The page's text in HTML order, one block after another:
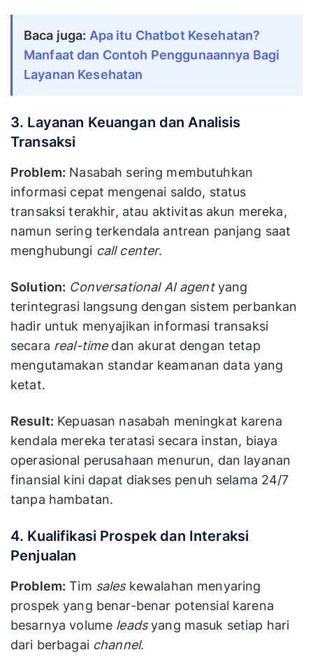
Baca juga: Apa itu Chatbot Kesehatan?
Manfaat dan Contoh Penggunaannya Bagi
Layanan Kesehatan
3. Layanan Keuangan dan Analisis
Transaksi
Problem: Nasabah sering membutuhkan
informasi cepat mengenai saldo, status
transaksi terakhir, atau aktivitas akun mereka,
namun sering terkendala antrean panjang saat
menghubungi call center.
Solution: Conversational AI agentyang
terintegrasi langsung dengan sistem perbankan
hadir untuk menyajikan informasi transaksi
secara real-timedan akurat dengan tetap
mengutamakan standar keamanan data yang
ketat.
Result: Kepuasan nasabah meningkat karena
kendala mereka teratasi secara instan, biaya
operasional perusahaan menurun, dan layanan
finansial kini dapat diakses penuh selama 24/7
tanpa hambatan.
4. Kualifikasi Prospek dan Interaksi
Penjualan
Problem: Tim saleskewalahan menyaring
prospek yang benar-benar potensial karena
besarnya volume leadsyang masuk setiap hari
dari berbagai channel.